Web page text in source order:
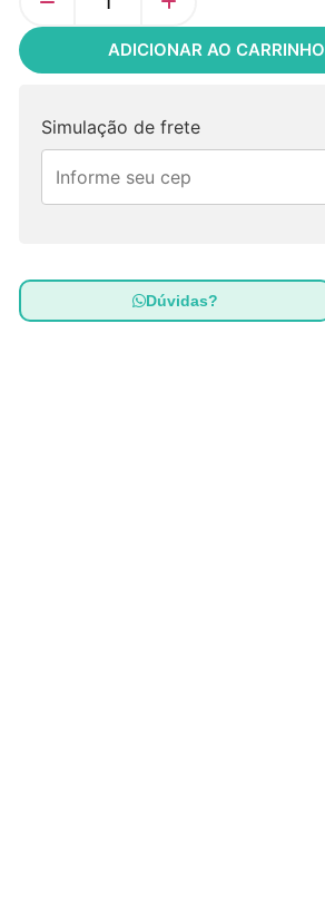
ADICIONAR AO CARRINHO
Simulação de frete
Dúvidas?